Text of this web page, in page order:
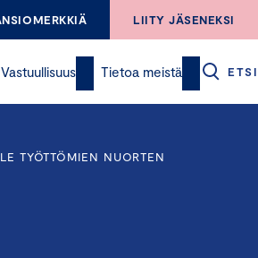
LIITY JÄSENEKSI
Vastuullisuus Tietoa meistä ETSI
TYÖTTÖMIEN NUORTEN